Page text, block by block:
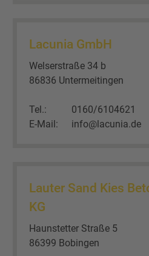
Lacunia GmbH
Welserstraße 34 b
86836 Untermeitingen
Tel.:
0160/6104621
E-Mail:
info@lacunia.de
Lauter Sand Kies
KG
Haunstetter Straße 5
86399 Bobingen